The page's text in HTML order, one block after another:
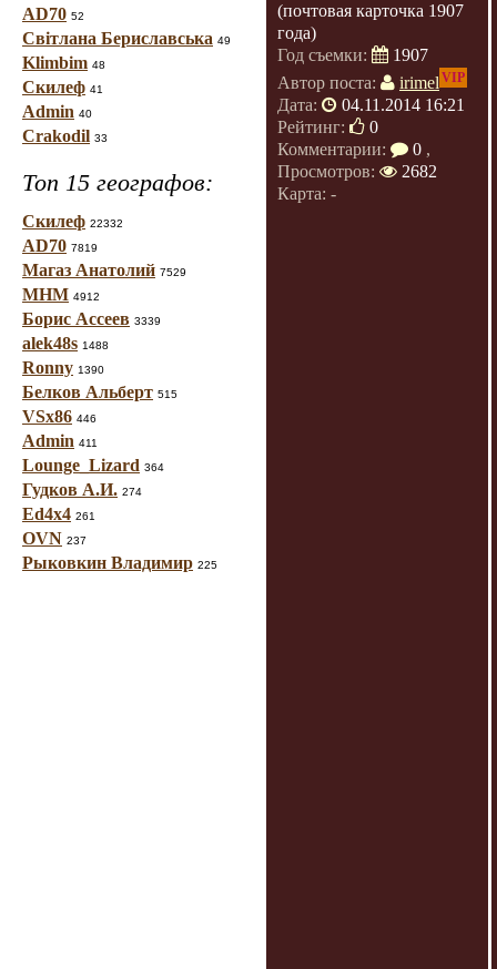
AD70 52
Світлана Бериславська 49
Klimbim 48
Скилеф 41
Admin 40
Crakodil 33
Топ 15 географов:
Скилеф 22332
AD70 7819
Магаз Анатолий 7529
МНМ 4912
Борис Ассеев 3339
alek48s 1488
Ronny 1390
Белков Альберт 515
VSx86 446
Admin 411
Lounge_Lizard 364
Гудков А.И. 274
Ed4x4 261
OVN 237
Рыковкин Владимир 225
(почтовая карточка 1907
года)
Год съемки:
1907
Автор поста:
irimel VIP
Дата:
04.11.2014 16:21
Рейтинг:
0
Комментарии:
0 ,
Просмотров:
2682
Карта: -